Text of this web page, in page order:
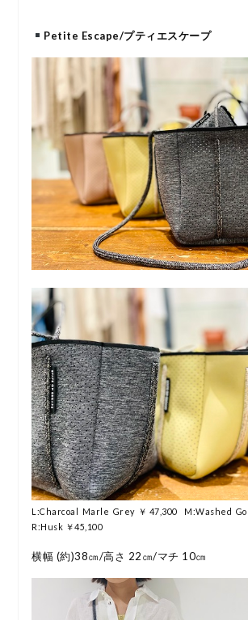
Petite Escape/プティエスケープ
L:Charcoal Marle Grey ￥47,300 M:Washed
R:Husk ￥45,100
横幅 (約)38㎝/高さ 22㎝/マチ 10㎝